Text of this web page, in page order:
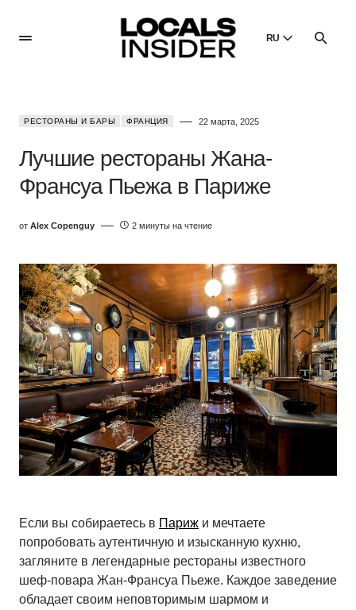
RU
Dansk
Polski
Poland
Russian
РЕСТОРАНЫ И БАРЫ ФРАНЦИЯ 22 марта, 2025
Лучшие рестораны Жана-
Франсуа Пьежа в Париже
от Alex Copenguy 2 минуты на чтение
Если вы собираетесь в Париж и мечтаете
попробовать аутентичную и изысканную кухню,
загляните в легендарные рестораны известного
шеф-повара Жан-Франсуа Пьеже. Каждое заведение
обладает своим неповторимым шармом и